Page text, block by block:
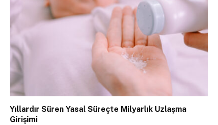
Yıllardır Süren Yasal Süreçte Milyarlık Uzlaşma
Girişimi